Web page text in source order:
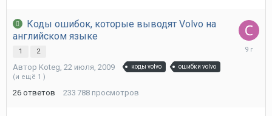
Коды ошибок, которые выводят Volvo на
английском языке
1 2
Автор Koteg, 22 июля, 2009 коды volvo ошибки volvo
(и ещё 1 )
26 ответов 233 788 просмотров